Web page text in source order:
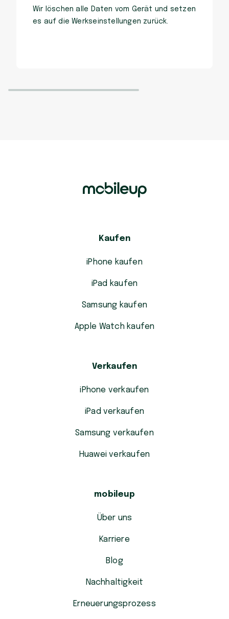
Wir löschen alle Daten vom Gerät und setzen
es auf die Werkseinstellungen zurück.
Kaufen
iPhone kaufen
iPad kaufen
Samsung kaufen
Apple Watch kaufen
Verkaufen
iPhone verkaufen
iPad verkaufen
Samsung verkaufen
Huawei verkaufen
mobileup
Über uns
Karriere
Blog
Nachhaltigkeit
Erneuerungsprozess